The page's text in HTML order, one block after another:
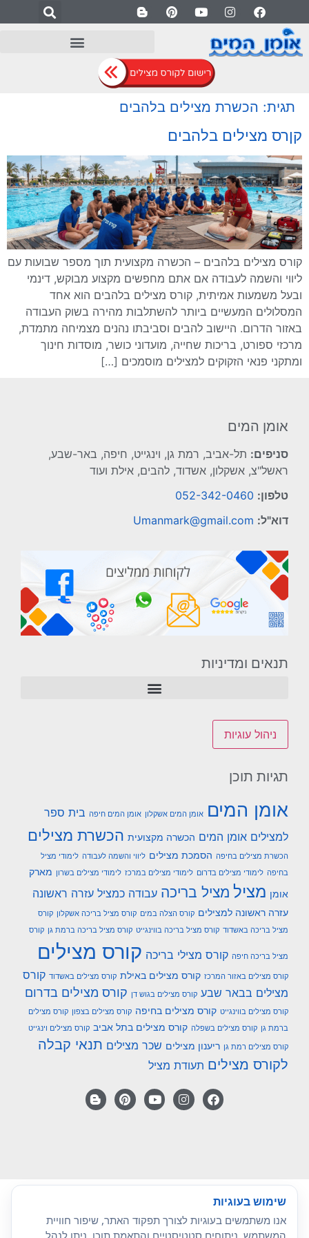
תגית: הכשרת מצילים בלהבים
קןרס מצילים בלהבים
קורס מצילים בלהבים – הכשרה מקצועית תוך מספר שבועות עם
ליווי והשמה לעבודה אם אתם מחפשים מקצוע מבוקש, דינמי
ובעל משמעות אמיתית, קורס מצילים בלהבים הוא אחד
המסלולים המעשיים ביותר להשתלבות מהירה בשוק העבודה
באזור הדרום. היישוב להבים וסביבתו נהנים מצמיחה מתמדת,
מרכזי ספורט, בריכות שחייה, מועדוני כושר, מוסדות חינוך
ומתקני פנאי הזקוקים למצילים מוסמכים […]
אומן המים
סניפים: תל-אביב, רמת גן, וינגייט, חיפה, באר-שבע,
ראשל"צ, אשקלון, אשדוד, להבים, אילת ועוד
טלפון: 052-342-0460
דוא"ל: Umanmark@gmail.com
תנאים ומדיניות
ניהול עוגיות
תגיות תוכן
אומן המים אומן המים אשקלון אומן המים חיפה בית ספר
למצילים אומן המים הכשרה מקצועית הכשרת מצילים
הכשרת מצילים בחיפה הסמכת מצילים ליווי והשמה לעבודה לימודי מציל
בחיפה לימודי מצילים בדרום לימודי מצילים במרכז לימודי מצילים בשרון מארק
אומן מציל מציל בריכה עבודה כמציל עזרה ראשונה
עזרה ראשונה למצילים קורס הצלה במים קורס מציל בריכה אשקלון קורס
מציל בריכה באשדוד קורס מציל בריכה בווינגייט קורס מציל בריכה ברמת גן קורס
מציל בריכה חיפה קורס מצילי בריכה קורס מצילים
קורס מצילים באזור המרכז קורס מצילים באילת קורס מצילים באשדוד קורס
מצילים בבאר שבע קורס מצילים בגוש דן קורס מצילים בדרום
קורס מצילים בווינגייט קורס מצילים בחיפה קורס מצילים בצפון קורס מצילים
ברמת גן קורס מצילים בשפלה קורס מצילים בתל אביב קורס מצילים וינגייט
קורס מצילים רמת גן ריענון מצילים שכר מצילים תנאי קבלה
לקורס מצילים תעודת מציל
שימוש בעוגיות
אנו משתמשים בעוגיות לצורך תפקוד האתר, שיפור חוויית
המשתמש, ניתוחים סטטיסטיים והתאמת תוכן. ניתן לנהל